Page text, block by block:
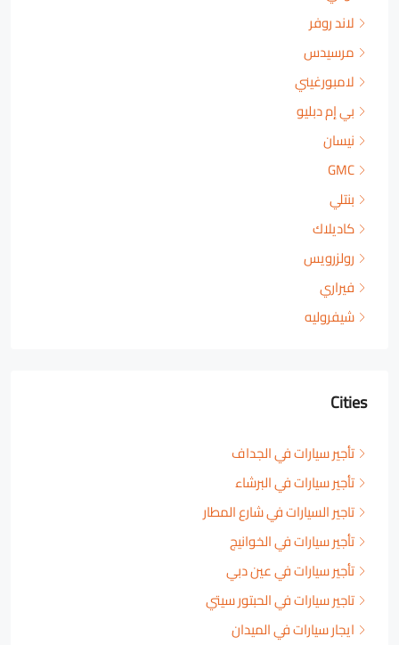
لاند روفر
مرسيدس
لامبورغيني
بي إم دبليو
نيسان
GMC
بنتلي
كاديلاك
رولزرويس
فيراري
شيفروليه
Cities
تأجير سيارات في الجداف
تأجير سيارات في البرشاء
تاجير السيارات في شارع المطار
تأجير سيارات في الخوانيج
تأجير سيارات في عين دبي
تاجير سيارات في الحبتور سيتي
ايجار سيارات في الميدان